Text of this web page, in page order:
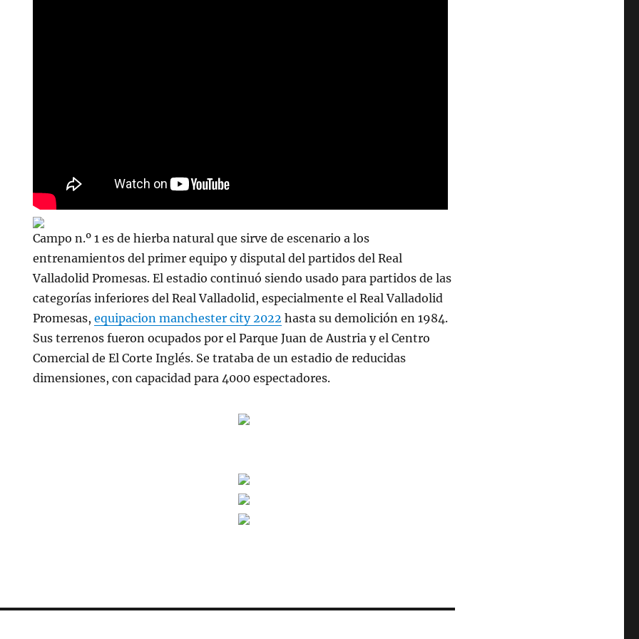
Campo n.º 1 es de hierba natural que sirve de escenario a los
entrenamientos del primer equipo y disputal del partidos del Real
Valladolid Promesas. El estadio continuó siendo usado para partidos de las
categorías inferiores del Real Valladolid, especialmente el Real Valladolid
Promesas,equipacion manchester city 2022 hasta su demolición en 1984.
Sus terrenos fueron ocupados por el Parque Juan de Austria y el Centro
Comercial de El Corte Inglés. Se trataba de un estadio de reducidas
dimensiones, con capacidad para 4000 espectadores.